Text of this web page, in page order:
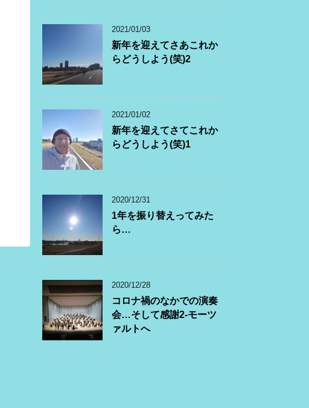
2021/01/03
新年を迎えてさあこれか
らどうしよう(笑)2
2021/01/02
新年を迎えてさてこれか
らどうしよう(笑)1
2020/12/31
1年を振り替えってみた
ら…
2020/12/28
コロナ禍のなかでの演奏
会…そして感謝2-モーツ
ァルトへ